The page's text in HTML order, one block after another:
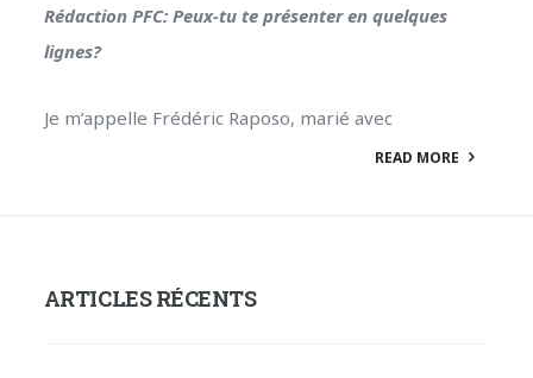
Rédaction PFC: Peux-tu te présenter en quelques
lignes?
Je m’appelle Frédéric Raposo, marié avec
READ MORE
ARTICLES RÉCENTS